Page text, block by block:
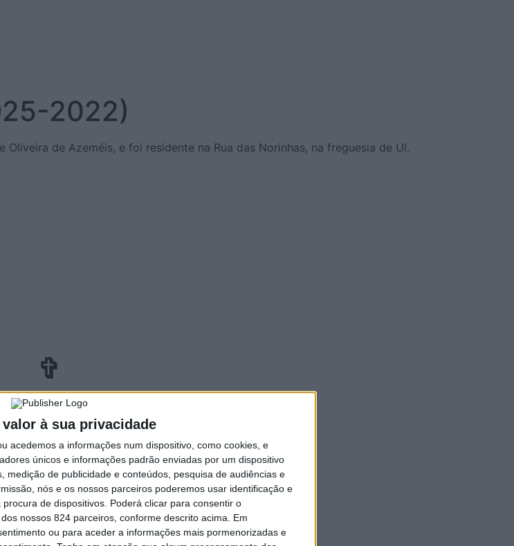
valor à sua privacidade
acedemos a informações num dispositivo, como cookies, e
únicos e informações padrão enviadas por um dispositivo
medição de publicidade e conteúdos, pesquisa de audiências e
nós e os nossos parceiros poderemos usar identificação e
de dispositivos. Poderá clicar para consentir o
nossos 824 parceiros, conforme descrito acima. Em
ou para aceder a informações mais pormenorizadas e
2022)
de Azeméis, e foi residente na Rua das Norinhas, na freguesia de Ul.
✞